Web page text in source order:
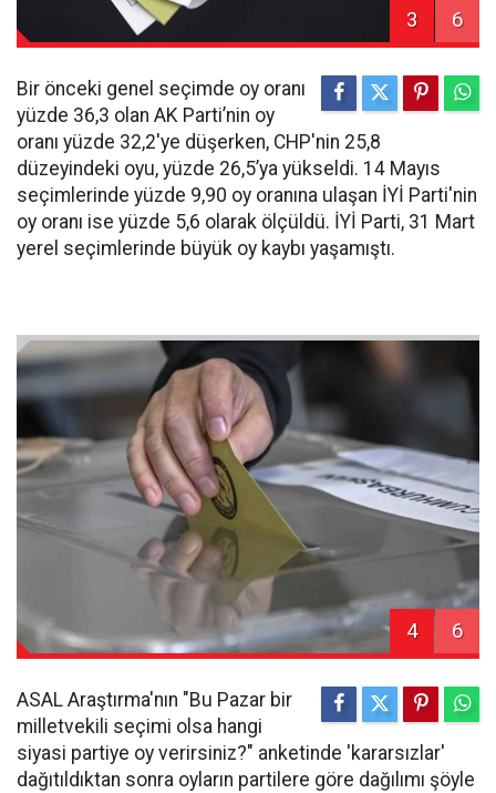
3 6
Bir önceki genel seçimde oy oranı
yüzde 36,3 olan AK Parti’nin oy
oranı yüzde 32,2'ye düşerken, CHP'nin 25,8
düzeyindeki oyu, yüzde 26,5’ya yükseldi. 14 Mayıs
seçimlerinde yüzde 9,90 oy oranına ulaşan İYİ Parti'nin
oy oranı ise yüzde 5,6 olarak ölçüldü. İYİ Parti, 31 Mart
yerel seçimlerinde büyük oy kaybı yaşamıştı.
4 6
ASAL Araştırma'nın "Bu Pazar bir
milletvekili seçimi olsa hangi
siyasi partiye oy verirsiniz?" anketinde 'kararsızlar'
dağıtıldıktan sonra oyların partilere göre dağılımı şöyle